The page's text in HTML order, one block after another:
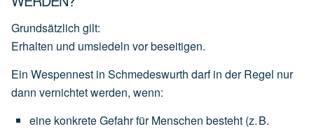
Grundsätzlich gilt:
Erhalten und umsiedeln vor beseitigen.
Ein Wespennest in Schmedeswurth darf in der Regel nur
dann vernichtet werden, wenn:
eine konkrete Gefahr für Menschen besteht (z.B.